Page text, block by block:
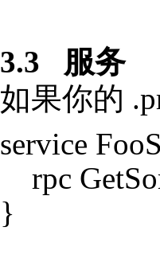
3.3 服务
如果你的
service
rpc
}